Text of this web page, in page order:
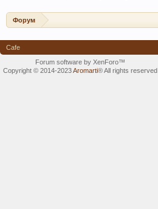
Форум
Cafe
Forum software by XenForo™
Copyright © 2014-2023Aromarti®All rights reserved